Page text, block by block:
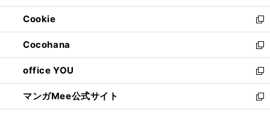
開
く
ウ
で
開
く
ン
ド
ウ
で
開
く
ウ
ィ
ン
ド
ウ
で
開
く
Cookie
新
し
い
ウ
ィ
ン
ド
ウ
Cocohana
新
し
い
ウ
ィ
ン
office YOU
新
し
い
ウ
マンガMee公式サイト
新